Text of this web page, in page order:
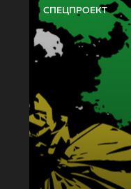
СПЕЦПРОЕКТ